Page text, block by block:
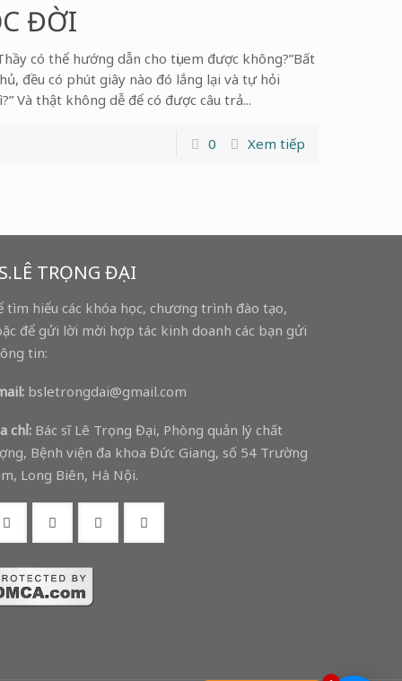
ĐỜI
có thể hướng dẫn cho tụi em được không?”Bất
đều có phút giây nào đó lắng lại và tự hỏi
Và thật không dễ để có được câu trả...
0 Xem tiếp
TRỌNG ĐẠI
tìm hiểu các khóa học, chương trình đào tạo,
để gửi lời mời hợp tác kinh doanh các bạn gửi
tin:
bsletrongdai@gmail.com
chỉ: Bác sĩ Lê Trọng Đại, Phòng quản lý chất
Bệnh viện đa khoa Đức Giang, số 54 Trường
Long Biên, Hà Nội.